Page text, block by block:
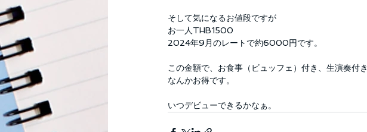
そして気になるお値段ですが
お一人THB1500
2024年9月のレートで約6000円です。
この金額で、お食事（ビュッフェ）付き、生演奏付き
なんかお得です。
いつデビューできるかなぁ。